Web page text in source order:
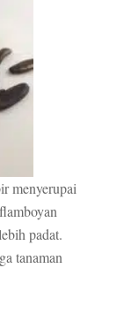
menyerupai
padat.
tanaman